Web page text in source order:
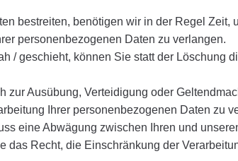
bestreiten, benötigen wir in der Regel Zeit,
personenbezogenen Daten zu verlangen.
/ geschieht, können Sie statt der Löschung
Ausübung, Verteidigung oder
Ihrer personenbezogenen Daten zu
eine Abwägung zwischen Ihren und
Recht, die Einschränkung der